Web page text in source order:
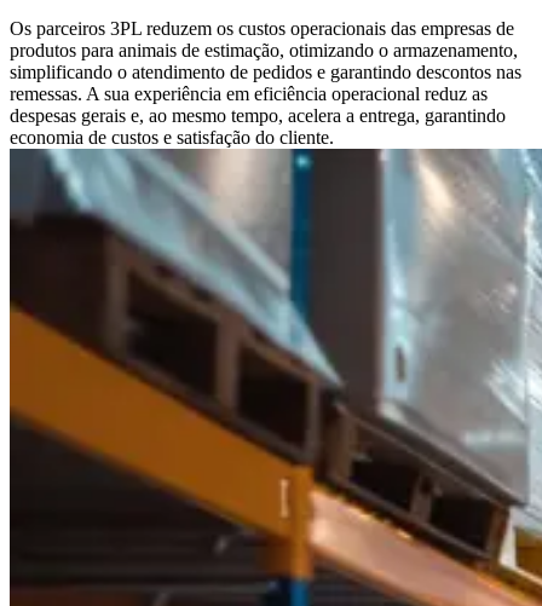
Os parceiros 3PL reduzem os custos operacionais das empresas de
produtos para animais de estimação, otimizando o armazenamento,
simplificando o atendimento de pedidos e garantindo descontos nas
remessas. A sua experiência em eficiência operacional reduz as
despesas gerais e, ao mesmo tempo, acelera a entrega, garantindo
economia de custos e satisfação do cliente.